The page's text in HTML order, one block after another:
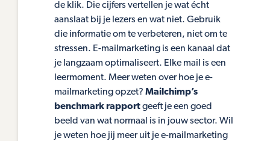
de klik. Die cijfers vertellen je wat écht
aanslaat bij je lezers en wat niet. Gebruik
die informatie om te verbeteren, niet om te
stressen. E-mailmarketing is een kanaal dat
je langzaam optimaliseert. Elke mail is een
leermoment. Meer weten over hoe je e-
mailmarketing opzet? Mailchimp’s
benchmark rapportgeeft je een goed
beeld van wat normaal is in jouw sector. Wil
je weten hoe jij meer uit je e-mailmarketing